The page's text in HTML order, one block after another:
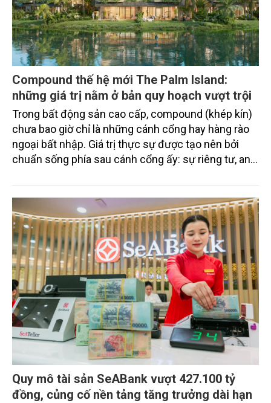
Compound thế hệ mới The Palm Island:
những giá trị nằm ở bản quy hoạch vượt trội
Trong bất động sản cao cấp, compound (khép kín)
chưa bao giờ chỉ là những cánh cổng hay hàng rào
ngoại bất nhập. Giá trị thực sự được tạo nên bởi
chuẩn sống phía sau cánh cổng ấy: sự riêng tư, an
vụ được thiết kế dành riêng cho họ.
Quy mô tài sản SeABank vượt 427.100 tỷ
đồng, củng cố nền tảng tăng trưởng dài hạn